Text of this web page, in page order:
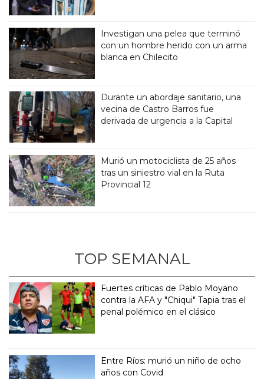
Investigan una pelea que terminó
con un hombre herido con un arma
blanca en Chilecito
Durante un abordaje sanitario, una
vecina de Castro Barros fue
derivada de urgencia a la Capital
Murió un motociclista de 25 años
tras un siniestro vial en la Ruta
Provincial 12
TOP SEMANAL
Fuertes críticas de Pablo Moyano
contra la AFA y "Chiqui" Tapia tras el
penal polémico en el clásico
Entre Ríos: murió un niño de ocho
años con Covid